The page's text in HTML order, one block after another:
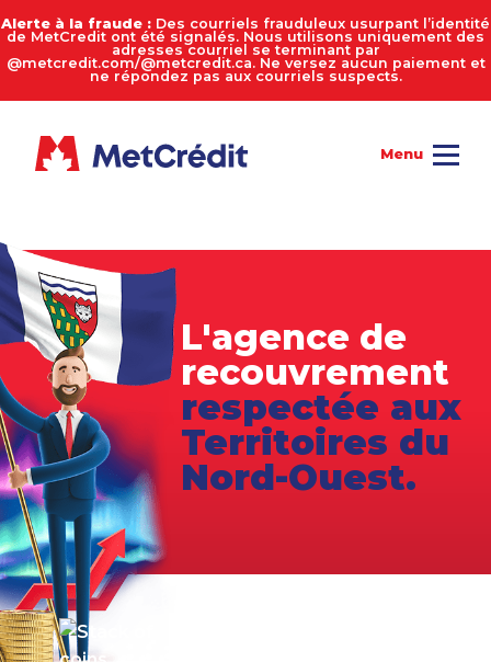
Alerte à la fraude : Des courriels frauduleux usurpant l’identité
de MetCredit ont été signalés. Nous utilisons uniquement des
adresses courriel se terminant par
@metcredit.com/@metcredit.ca. Ne versez aucun paiement et
ne répondez pas aux courriels suspects.
L'agence de
recouvrement
respectée aux
Territoires du
Nord-Ouest.